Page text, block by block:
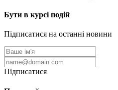
Бути в курсі подій
Підписатися на останні новини
Підписатися